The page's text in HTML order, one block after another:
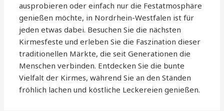
ausprobieren oder einfach nur die Festatmosphäre
genießen möchte, in Nordrhein-Westfalen ist für
jeden etwas dabei. Besuchen Sie die nächsten
Kirmesfeste und erleben Sie die Faszination dieser
traditionellen Märkte, die seit Generationen die
Menschen verbinden. Entdecken Sie die bunte
Vielfalt der Kirmes, während Sie an den Ständen
fröhlich lachen und köstliche Leckereien genießen.